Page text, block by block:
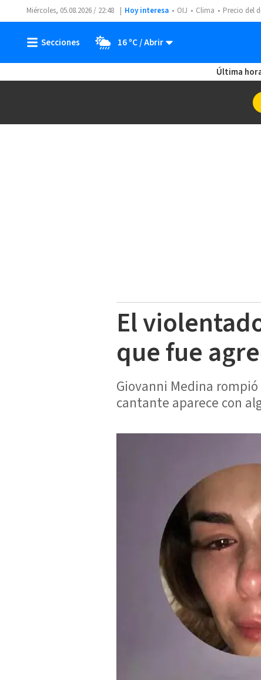
Miércoles, 05.08.2026 / 22:48 Hoy interesa OIJ Clima Precio del
16 ºC
Última
El
que fue
Giovanni Medina
cantante aparece con